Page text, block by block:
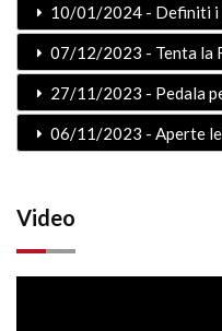
10/01/2024 - Definiti i
07/12/2023 - Tenta la
27/11/2023 - Pedala
06/11/2023 - Aperte
Video